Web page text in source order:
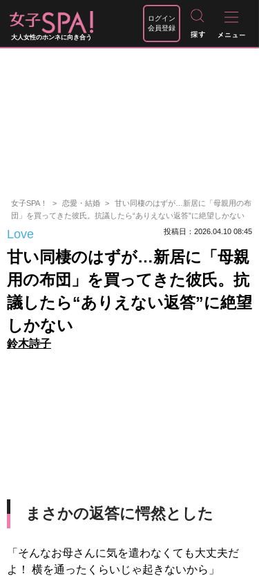
大人女性のホンネに向き合う
ログイン
会員登録
女子SPA！ 恋愛・結婚
甘い同棲のはずが…新居に「母親用の布
団」を買ってきた彼氏。抗議したら“ありえない返答”に絶望しかない
Love 投稿日：2026.04.10 08:45
甘い同棲のはずが…新居に「母親
用の布団」を買ってきた彼氏。抗
議したら“ありえない返答”に絶望
しかない
鈴木詩子
まさかの返答に愕然とした
「そんなお母さんに気を遣わなくても大丈夫だ
よ！ 横を通ったくらいじゃ起きないから」